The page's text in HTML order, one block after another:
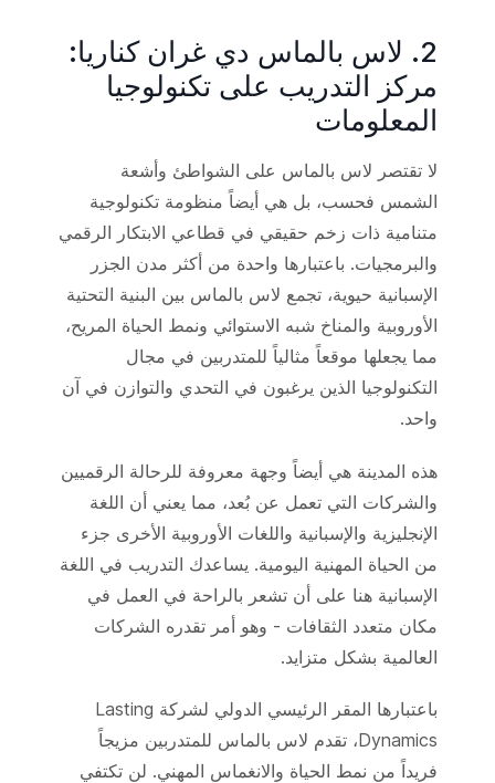
2. لاس بالماس دي غران كناريا:
مركز التدريب على تكنولوجيا
المعلومات
لا تقتصر لاس بالماس على الشواطئ وأشعة
الشمس فحسب، بل هي أيضاً منظومة تكنولوجية
متنامية ذات زخم حقيقي في قطاعي الابتكار الرقمي
والبرمجيات. باعتبارها واحدة من أكثر مدن الجزر
الإسبانية حيوية، تجمع لاس بالماس بين البنية التحتية
الأوروبية والمناخ شبه الاستوائي ونمط الحياة المريح،
مما يجعلها موقعاً مثالياً للمتدربين في مجال
التكنولوجيا الذين يرغبون في التحدي والتوازن في آن
واحد.
هذه المدينة هي أيضاً وجهة معروفة للرحالة الرقميين
والشركات التي تعمل عن بُعد، مما يعني أن اللغة
الإنجليزية والإسبانية واللغات الأوروبية الأخرى جزء
من الحياة المهنية اليومية. يساعدك التدريب في اللغة
الإسبانية هنا على أن تشعر بالراحة في العمل في
مكان متعدد الثقافات - وهو أمر تقدره الشركات
العالمية بشكل متزايد.
باعتبارها المقر الرئيسي الدولي لشركة Lasting
Dynamics، تقدم لاس بالماس للمتدربين مزيجاً
فريداً من نمط الحياة والانغماس المهني. لن تكتفي